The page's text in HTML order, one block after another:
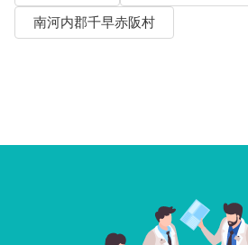
南河内郡千早赤阪村